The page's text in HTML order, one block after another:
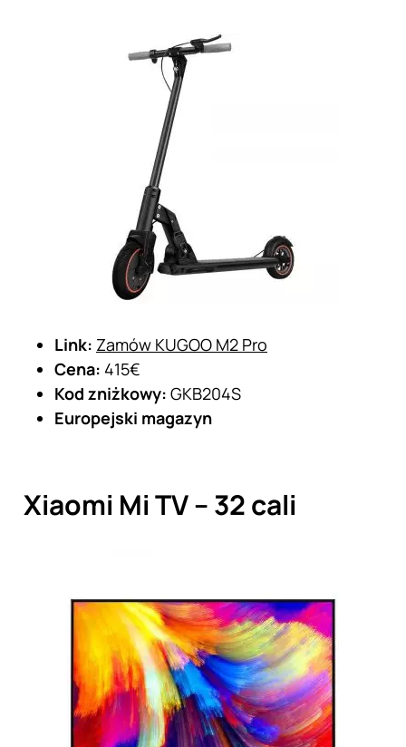
Link: Zamów KUGOO M2 Pro
Cena: 415€
Kod zniżkowy: GKB204S
Europejski magazyn
Xiaomi Mi TV – 32 cali